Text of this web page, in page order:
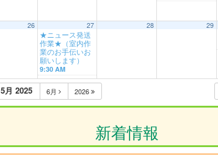
26 27
★ニュース発送
作業★（室内作
業のお手伝いお
願いします）
9:30 AM
28 29
5月 2025 6月 2026
新着情報